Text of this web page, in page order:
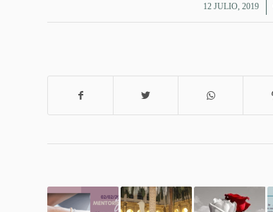
12 JULIO, 2019
/